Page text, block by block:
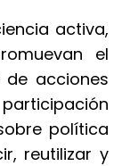
activa,
el
de acciones
política
reutilizar y